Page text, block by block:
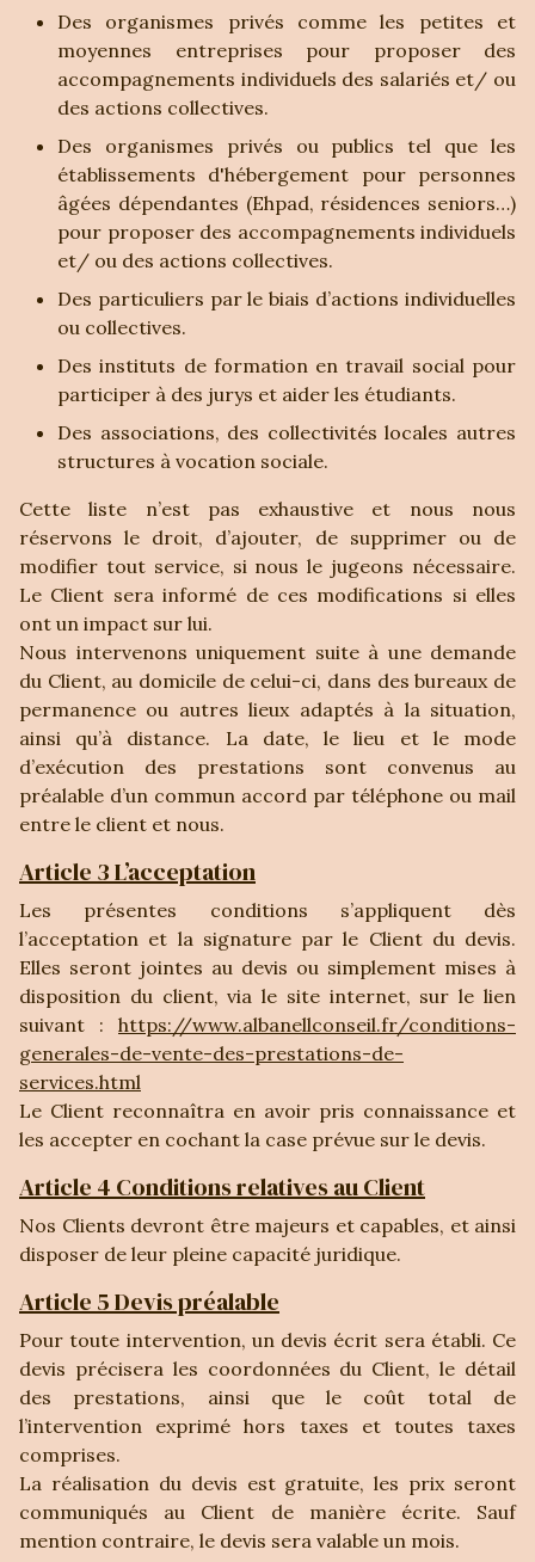
Des organismes privés comme les petites et
moyennes entreprises pour proposer des
accompagnements individuels des salariés et/ ou
des actions collectives.
Des organismes privés ou publics tel que les
établissements d'hébergement pour personnes
âgées dépendantes (Ehpad, résidences seniors…)
pour proposer des accompagnements individuels
et/ ou des actions collectives.
Des particuliers par le biais d’actions individuelles
ou collectives.
Des instituts de formation en travail social pour
participer à des jurys et aider les étudiants.
Des associations, des collectivités locales autres
structures à vocation sociale.
Cette liste n’est pas exhaustive et nous nous
réservons le droit, d’ajouter, de supprimer ou de
modifier tout service, si nous le jugeons nécessaire.
Le Client sera informé de ces modifications si elles
ont un impact sur lui.
Nous intervenons uniquement suite à une demande
du Client, au domicile de celui-ci, dans des bureaux de
permanence ou autres lieux adaptés à la situation,
ainsi qu’à distance. La date, le lieu et le mode
d’exécution des prestations sont convenus au
préalable d’un commun accord par téléphone ou mail
entre le client et nous.
Article 3 L’acceptation
Les présentes conditions s’appliquent dès
l’acceptation et la signature par le Client du devis.
Elles seront jointes au devis ou simplement mises à
disposition du client, via le site internet, sur le lien
suivant : https://www.albanellconseil.fr/conditions-
generales-de-vente-des-prestations-de-
services.html
Le Client reconnaîtra en avoir pris connaissance et
les accepter en cochant la case prévue sur le devis.
Article 4 Conditions relatives au Client
Nos Clients devront être majeurs et capables, et ainsi
disposer de leur pleine capacité juridique.
Article 5 Devis préalable
Pour toute intervention, un devis écrit sera établi. Ce
devis précisera les coordonnées du Client, le détail
des prestations, ainsi que le coût total de
l’intervention exprimé hors taxes et toutes taxes
comprises.
La réalisation du devis est gratuite, les prix seront
communiqués au Client de manière écrite. Sauf
mention contraire, le devis sera valable un mois.